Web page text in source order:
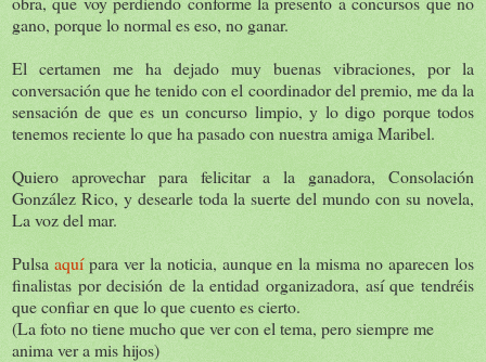
gano, porque lo normal es eso, no ganar.
El certamen me ha dejado muy buenas vibraciones, por la
conversación que he tenido con el coordinador del premio, me da la
sensación de que es un concurso limpio, y lo digo porque todos
tenemos reciente lo que ha pasado con nuestra amiga Maribel.
Quiero aprovechar para felicitar a la ganadora, Consolación
González Rico, y desearle toda la suerte del mundo con su novela,
La voz del mar.
Pulsa aquípara ver la noticia, aunque en la misma no aparecen los
finalistas por decisión de la entidad organizadora, así que tendréis
que confiar en que lo que cuento es cierto.
(La foto no tiene mucho que ver con el tema, pero siempre me
anima ver a mis hijos)